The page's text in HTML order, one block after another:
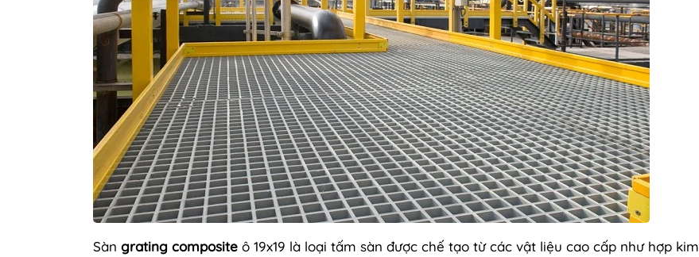
Sàn grating composite ô 19x19 là loại tấm sàn được chế tạo từ các vật liệu cao cấp như hợp kim